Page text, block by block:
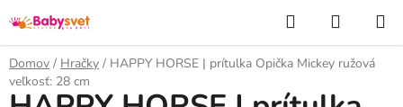
na
obsah
Hľadať
KOŠÍK
Domov / Hračky / HAPPY HORSE | prítulka Opička Mickey ružová
veľkosť: 28 cm